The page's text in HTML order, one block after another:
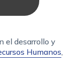
el desarrollo y
Humanos